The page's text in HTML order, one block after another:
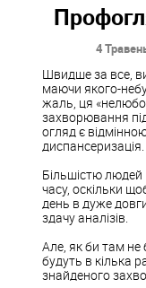
4
Швидше за все,
маючи якого-
жаль, ця
захворювання
огляд є
диспансеризація.
Більшістю
часу, оскільки
день в дуже
здачу аналізів.
Але, як би там не
будуть в кілька
знайденого